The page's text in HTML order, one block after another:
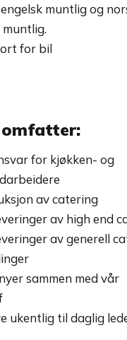
muntlig og
for bil
for kjøkken- og
av catering
av high end
av generell
sammen med vår
ukentlig til daglig